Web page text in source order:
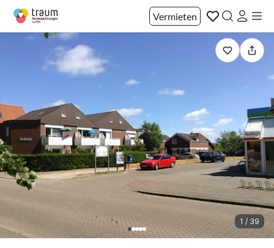
Vermieten
1 / 39